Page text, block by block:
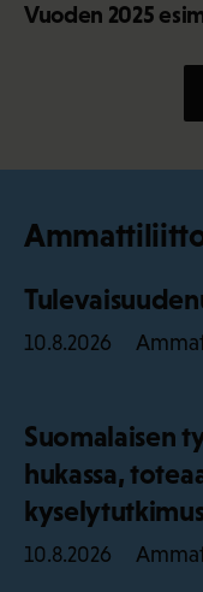
Vuoden 2025
10.8.2026
Suomalaisen
hukassa,
10.8.2026